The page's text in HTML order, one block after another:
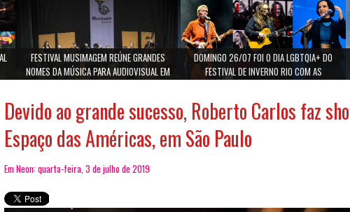
FESTIVAL MUSIMAGEM REÚNE GRANDES
NOMES DA MÚSICA PARA AUDIOVISUAL EM
DOMINGO 26/07 FOI O DIA LGBTQIA+ DO
FESTIVAL DE INVERNO RIO COM AS
CAROLINA.
Devido ao grande sucesso, Roberto Carlos faz
Espaço das Américas, em São Paulo
Em Neon: quarta-feira, 3 de julho de 2019